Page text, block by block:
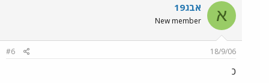
א אבג19
New member
18/9/06
#6
כ